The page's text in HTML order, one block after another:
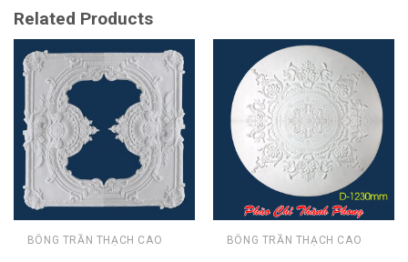
Related Products
BÔNG TRẦN THẠCH CAO BÔNG TRẦN THẠCH CAO